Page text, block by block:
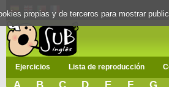
Ejercicios Lista de reproducción
propias y de terceros para mostrar